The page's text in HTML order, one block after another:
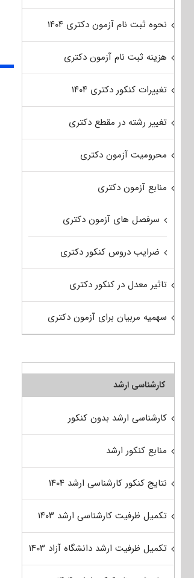
نحوه ثبت نام آزمون دکتری ۱۴۰۴
هزینه ثبت نام آزمون دکتری
تغییرات کنکور دکتری ۱۴۰۴
تغییر رشته در مقطع دکتری
محرومیت آزمون دکتری
منابع آزمون دکتری
سرفصل های آزمون دکتری
ضرایب دروس کنکور دکتری
تاثیر معدل در کنکور دکتری
سهمیه مربیان برای آزمون دکتری
کارشناسی ارشد
کارشناسی ارشد بدون کنکور
منابع کنکور ارشد
نتایج کنکور کارشناسی ارشد ۱۴۰۴
تکمیل ظرفیت کارشناسی ارشد ۱۴۰۳
تکمیل ظرفیت ارشد دانشگاه آزاد ۱۴۰۳